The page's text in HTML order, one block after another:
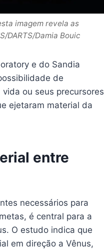
imagem revela as
DARTS/Damia Bouic
e do Sandia
de
ou seus precursores
ejetaram material da
entre
necessários para
é central para a
O estudo indica que
em direção a Vênus,